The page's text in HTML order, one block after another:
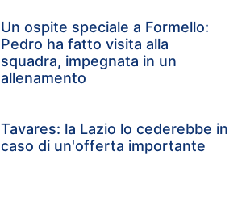
Un ospite speciale a Formello:
Pedro ha fatto visita alla
squadra, impegnata in un
allenamento
Tavares: la Lazio lo cederebbe in
caso di un'offerta importante